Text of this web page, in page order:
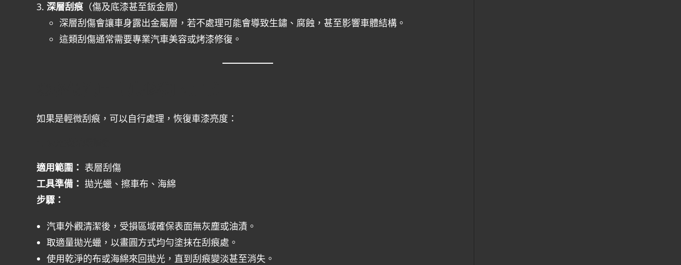
深層刮痕 （傷及底漆甚至鈑金層）
深層刮傷會讓車身露出金屬層，若不處理可能會導致生鏽、腐蝕，甚至影響車體結構。
這類刮傷通常需要專業汽車美容或烤漆修復。
如果是輕微刮痕，可以自行處理，恢復車漆亮度：
適用範圍： 表層刮傷
工具準備： 拋光蠟、擦車布、海綿
步驟：
汽車外觀清潔後，受損區域確保表面無灰塵或油漬。
取適量拋光蠟，以畫圓方式均勻塗抹在刮痕處。
使用乾淨的布或海綿來回拋光，直到刮痕變淡甚至消失。